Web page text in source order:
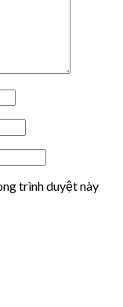
trình duyệt này